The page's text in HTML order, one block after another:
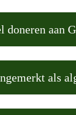
aan
als